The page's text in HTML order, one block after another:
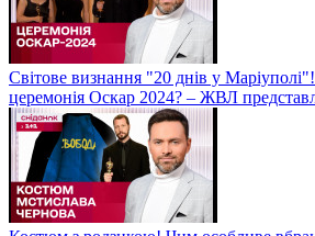
Світове визнання "20 днів у
церемонія Оскар 2024? – ЖВЛ